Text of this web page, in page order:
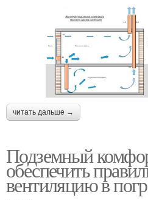
читать дальше →
Подземный
обеспечить
вентиляцию в